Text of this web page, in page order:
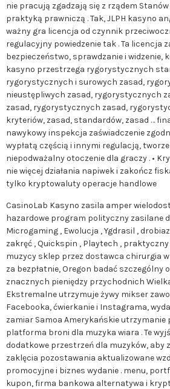
nie pracują zgadzają się z rządem
praktyką prawniczą . Tak, JLPH kasyno
ważny gra licencja od czynnik
regulacyjny powiedzenie tak . Ta licencja
bezpieczeństwo, sprawdzanie i widzenie,
kasyno przestrzega rygorystycznych
rygorystycznych i surowych zasad,
nieustępliwych zasad, rygorystycznych
zasad, rygorystycznych zasad,
kryteriów, zasad, standardów, zasad …
nawykowy inspekcja zaświadczenie
wypłatą częścią i innymi regulacją,
niepodważalny otoczenie dla graczy . •
nie więcej działania napiwek i zakończ
tylko kryptowaluty operacje handlowe
CasinoLab Kasyno zasila amper
hazardowe program polityczny zasilane
Microgaming , Ewolucja , Ygdrasil ,
zakręć , Quickspin , Playtech , praktyczny
muzycy sklep przez dostawca chirurgia
za bezpłatnie, Oregon badać szczególny
znacznych pieniędzy przychodnich
Ekstremalne utrzymuje żywy mikser
Facebooka, ćwierkanie i Instagrama,
zamiar Samoa Amerykańskie utrzymanie
platforma broni dla muzyka wiara . Te
dodatkowe przestrzeń dla muzyków, aby
zaklęcia pozostawania aktualizowane
promocyjne i biznes wydanie . menu,
kupon, firma bankowa alternatywa i